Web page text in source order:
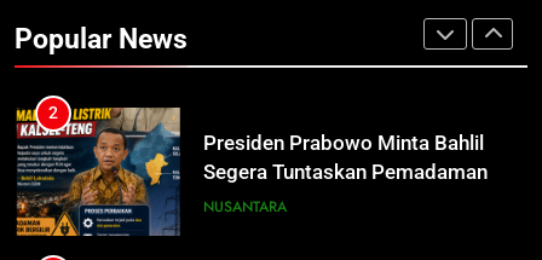
Popular News
Segera Tuntaskan Pemadaman
3
Nama Tokoh Anime Ramai Dipakai
Warga Indonesia, Ada Uzumaki, D.
Luffy, Shinchan, hingga Doraemon
NUSANTARA